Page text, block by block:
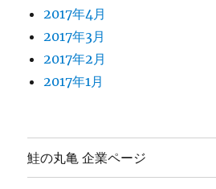
2017年4月
2017年3月
2017年2月
2017年1月
鮭の丸亀 企業ページ